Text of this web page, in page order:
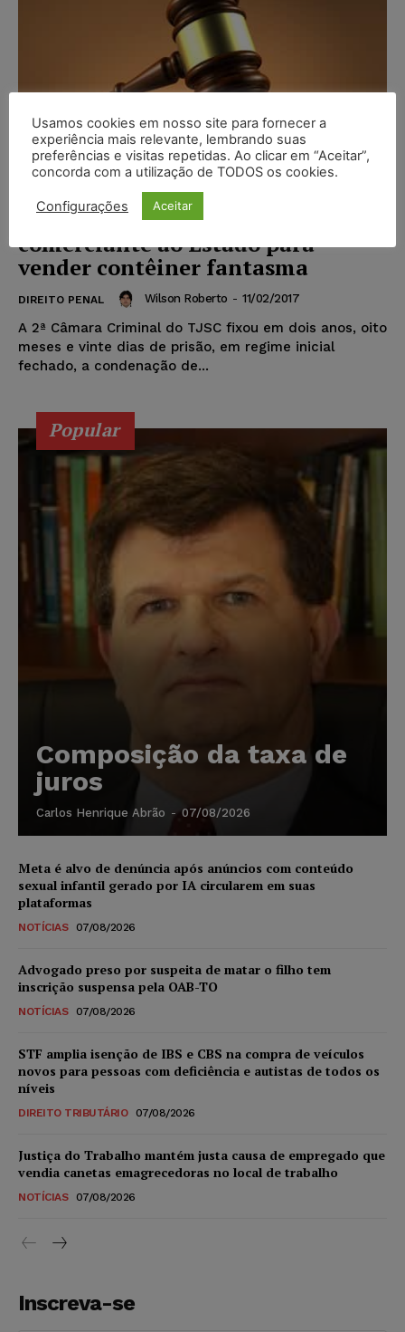
Golpista é condenado por atrair
comerciante ao Estado para
vender contêiner fantasma
DIREITO PENAL Wilson Roberto - 11/02/2017
A 2ª Câmara Criminal do TJSC fixou em dois anos, oito
meses e vinte dias de prisão, em regime inicial
fechado, a condenação de...
Popular
Composição da taxa de
juros
Carlos Henrique Abrão - 07/08/2026
Meta é alvo de denúncia após anúncios com conteúdo
sexual infantil gerado por IA circularem em suas
plataformas
NOTÍCIAS 07/08/2026
Advogado preso por suspeita de matar o filho tem
inscrição suspensa pela OAB-TO
NOTÍCIAS 07/08/2026
STF amplia isenção de IBS e CBS na compra de veículos
novos para pessoas com deficiência e autistas de todos os
níveis
DIREITO TRIBUTÁRIO 07/08/2026
Justiça do Trabalho mantém justa causa de empregado que
vendia canetas emagrecedoras no local de trabalho
NOTÍCIAS 07/08/2026
Inscreva-se
Usamos cookies em nosso site para fornecer a
experiência mais relevante, lembrando suas
preferências e visitas repetidas. Ao clicar em “Aceitar”,
concorda com a utilização de TODOS os cookies.
Configurações Aceitar